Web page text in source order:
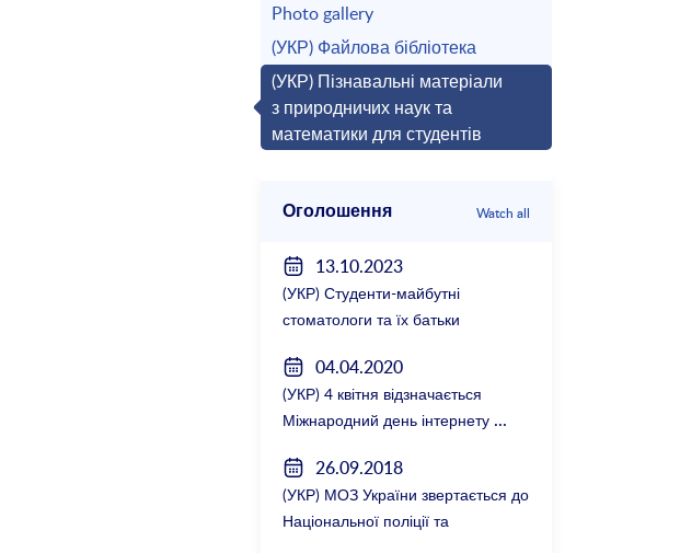
Photo gallery
(УКР) Файлова бібліотека
(УКР) Пізнавальні матеріали
з природничих наук та
математики для студентів
Оголошення Watch all
13.10.2023
(УКР) Студенти-майбутні
стоматологи та їх батьки
факультету
04.04.2020
(УКР) 4 квітня відзначається
Міжнародний день інтернету
26.09.2018
(УКР) МОЗ України звертається до
Національної поліції та